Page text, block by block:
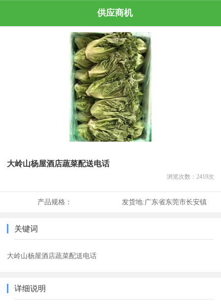
供应商机
大岭山杨屋酒店蔬菜配送电话
浏览次数： 2419次
产品规格： 发货地:广东省东莞市长安镇
关键词
大岭山杨屋酒店蔬菜配送电话
详细说明